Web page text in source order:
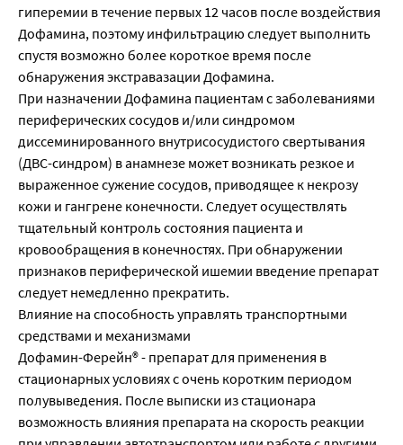
гиперемии в течение первых 12 часов после воздействия
Дофамина, поэтому инфильтрацию следует выполнить
спустя возможно более короткое время после
обнаружения экстравазации Дофамина.
При назначении Дофамина пациентам с заболеваниями
периферических сосудов и/или синдромом
диссеминированного внутрисосудистого свертывания
(ДВС-синдром) в анамнезе может возникать резкое и
выраженное сужение сосудов, приводящее к некрозу
кожи и гангрене конечности. Следует осуществлять
тщательный контроль состояния пациента и
кровообращения в конечностях. При обнаружении
признаков периферической ишемии введение препарат
следует немедленно прекратить.
Влияние на способность управлять транспортными
средствами и механизмами
Дофамин-Ферейн® - препарат для применения в
стационарных условиях с очень коротким периодом
полувыведения. После выписки из стационара
возможность влияния препарата на скорость реакции